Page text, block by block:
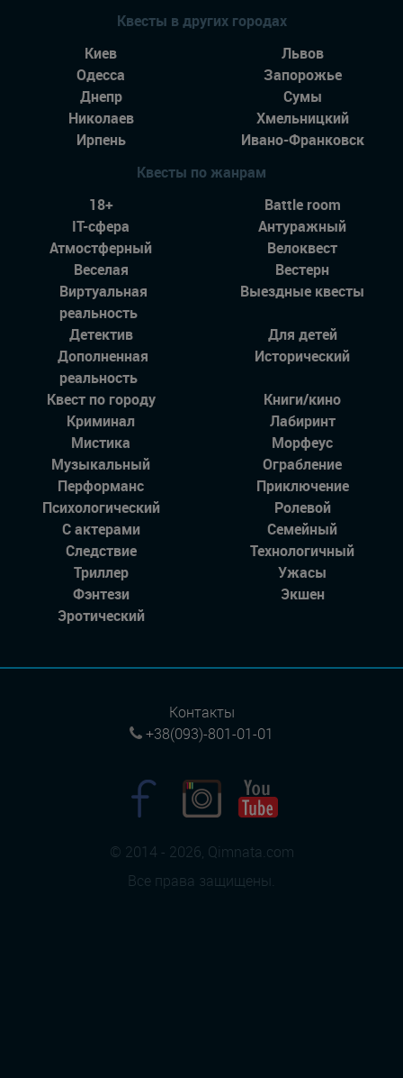
Квесты в других городах
Киев
Львов
Одесса
Запорожье
Днепр
Сумы
Николаев
Хмельницкий
Ирпень
Ивано-Франковск
Квесты по жанрам
18+
Battle room
IT-сфера
Антуражный
Атмостферный
Велоквест
Веселая
Вестерн
Виртуальная
реальность
Выездные квесты
Детектив
Для детей
Дополненная
реальность
Исторический
Квест по городу
Книги/кино
Криминал
Лабиринт
Мистика
Морфеус
Музыкальный
Ограбление
Перформанс
Приключение
Психологический
Ролевой
С актерами
Семейный
Следствие
Технологичный
Триллер
Ужасы
Фэнтези
Экшен
Эротический
© 2014 - 2026, Qimnata.com
Все права защищены.
Контакты
+38(093)-801-01-01